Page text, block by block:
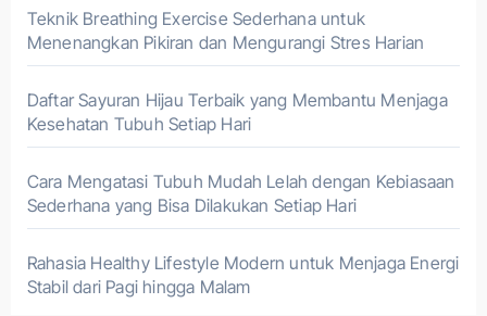
Teknik Breathing Exercise Sederhana untuk
Menenangkan Pikiran dan Mengurangi Stres Harian
Daftar Sayuran Hijau Terbaik yang Membantu Menjaga
Kesehatan Tubuh Setiap Hari
Cara Mengatasi Tubuh Mudah Lelah dengan Kebiasaan
Sederhana yang Bisa Dilakukan Setiap Hari
Rahasia Healthy Lifestyle Modern untuk Menjaga Energi
Stabil dari Pagi hingga Malam